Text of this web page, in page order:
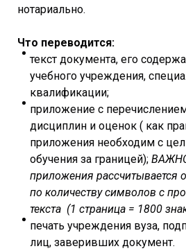
нотариально.
Что переводится:
текст документа, его
учебного учреждения,
квалификации;
приложение с
дисциплин и оценок ( как
приложения необходим с
обучения за границей);
приложения рассчитывается
по количеству символов с
текста (1 страница = 1800
печать учреждения вуза,
лиц, заверивших документ.